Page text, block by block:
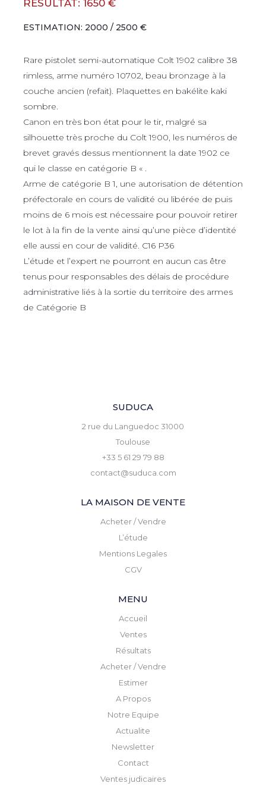
RÉSULTAT: 1650 €
ESTIMATION: 2000 / 2500 €
Rare pistolet semi-automatique Colt 1902 calibre 38
rimless, arme numéro 10702, beau bronzage à la
couche ancien (refait). Plaquettes en bakélite kaki
sombre.
Canon en très bon état pour le tir, malgré sa
silhouette très proche du Colt 1900, les numéros de
brevet gravés dessus mentionnent la date 1902 ce
qui le classe en catégorie B « .
Arme de catégorie B 1, une autorisation de détention
préfectorale en cours de validité ou libérée de puis
moins de 6 mois est nécessaire pour pouvoir retirer
le lot à la fin de la vente ainsi qu’une pièce d’identité
elle aussi en cour de validité. C16 P36
L’étude et l’expert ne pourront en aucun cas être
tenus pour responsables des délais de procédure
administrative liés à la sortie du territoire des armes
de Catégorie B
SUDUCA
2 rue du Languedoc 31000
Toulouse
+33 5 61 29 79 88
contact@suduca.com
LA MAISON DE VENTE
Acheter / Vendre
L’étude
Mentions Legales
CGV
MENU
Accueil
Ventes
Résultats
Acheter / Vendre
Estimer
A Propos
Notre Equipe
Actualite
Newsletter
Contact
Ventes judicaires